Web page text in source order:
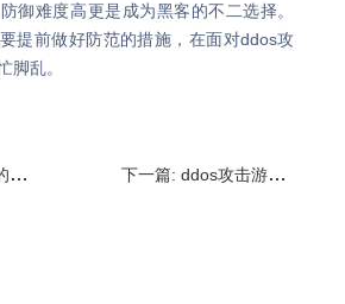
御难度高更是成为黑客的不二选择。
提前做好防范的措施，在面对ddos攻
脚乱。
段 下一篇:ddos攻击游戏服务器怎么办?